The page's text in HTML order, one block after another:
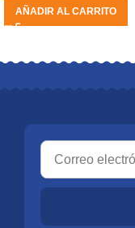
AÑADIR AL CARRITO